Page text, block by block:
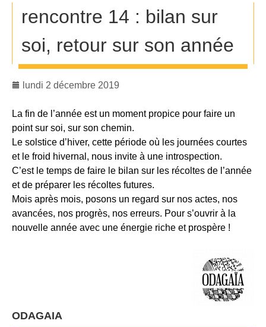
rencontre 14 : bilan sur
soi, retour sur son année
lundi 2 décembre 2019
La fin de l’année est un moment propice pour faire un
point sur soi, sur son chemin.
Le solstice d’hiver, cette période où les journées courtes
et le froid hivernal, nous invite à une introspection.
C’est le temps de faire le bilan sur les récoltes de l’année
et de préparer les récoltes futures.
Mois après mois, posons un regard sur nos actes, nos
avancées, nos progrès, nos erreurs. Pour s’ouvrir à la
nouvelle année avec une énergie riche et prospère !
ODAGAIA